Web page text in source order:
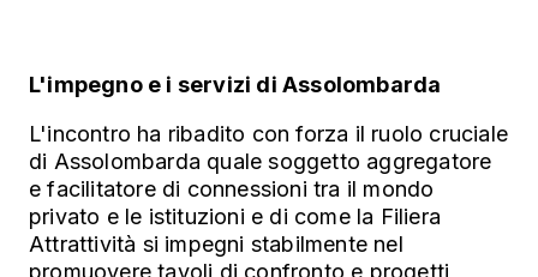
L'impegno e i servizi di Assolombarda
L'incontro ha ribadito con forza il ruolo cruciale
di Assolombarda quale soggetto aggregatore
e facilitatore di connessioni tra il mondo
privato e le istituzioni e di come la Filiera
Attrattività si impegni stabilmente nel
promuovere tavoli di confronto e progetti